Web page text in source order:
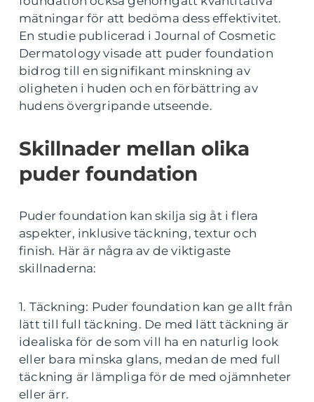
mätningar för att bedöma dess effektivitet.
En studie publicerad i Journal of Cosmetic
Dermatology visade att puder foundation
bidrog till en signifikant minskning av
oligheten i huden och en förbättring av
hudens övergripande utseende.
Skillnader mellan olika
puder foundation
Puder foundation kan skilja sig åt i flera
aspekter, inklusive täckning, textur och
finish. Här är några av de viktigaste
skillnaderna:
1. Täckning: Puder foundation kan ge allt från
lätt till full täckning. De med lätt täckning är
idealiska för de som vill ha en naturlig look
eller bara minska glans, medan de med full
täckning är lämpliga för de med ojämnheter
eller ärr.